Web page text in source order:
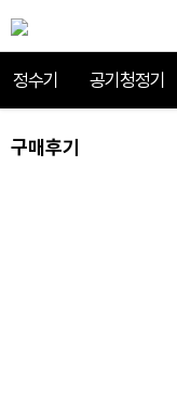
정수기 공기청정기
구매후기